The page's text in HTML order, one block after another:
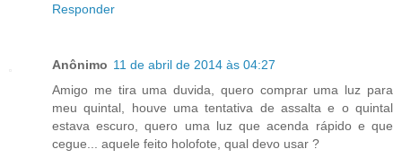
Responder
Anônimo 11 de abril de 2014 às 04:27
Amigo me tira uma duvida, quero comprar uma luz para
meu quintal, houve uma tentativa de assalta e o quintal
estava escuro, quero uma luz que acenda rápido e que
cegue... aquele feito holofote, qual devo usar ?